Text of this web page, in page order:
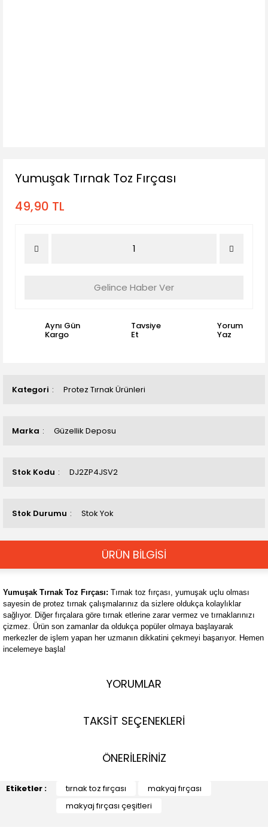
Kategori Protez Tırnak Ürünleri
Marka Güzellik Deposu
Stok Kodu DJ2ZP4JSV2
Stok Durumu Stok Yok
Yumuşak Tırnak Toz Fırçası
49,90 TL
Gelince Haber Ver
Aynı Gün
Kargo
Tavsiye
Et
Yorum
Yaz
ÜRÜN BİLGİSİ
Yumuşak Tırnak Toz Fırçası: Tırnak toz fırçası, yumuşak uçlu olması
sayesin de protez tırnak çalışmalarınız da sizlere oldukça kolaylıklar
sağlıyor. Diğer fırçalara göre tırnak etlerine zarar vermez ve tırnaklarınızı
çizmez. Ürün son zamanlar da oldukça popüler olmaya başlayarak
merkezler de işlem yapan her uzmanın dikkatini çekmeyi başarıyor. Hemen
incelemeye başla!
YORUMLAR
TAKSİT SEÇENEKLERİ
ÖNERİLERİNİZ
Etiketler : tırnak toz fırçası
makyaj fırçası
makyaj fırçası çeşitleri